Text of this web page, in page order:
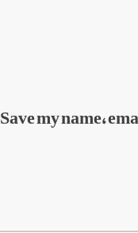
Save my name,